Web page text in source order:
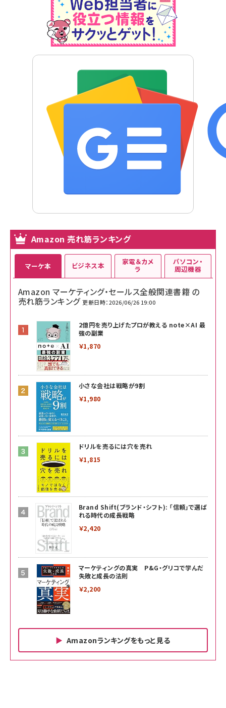
Amazon 売れ筋ランキング
マーケ本
Amazon マーケティング・セールス全般関連書籍 の
売れ筋ランキング 更新日時：2026/06/26 19:00
2億円を売り上げたプロが教える note×AI 最
強の副業
￥1,870
小さな会社は戦略が9割
￥1,980
ドリルを売るには穴を売れ
￥1,815
Brand Shift(ブランド・シフト): 「信頼」で選ば
れる時代の成長戦略
￥2,420
マーケティングの真実 P&G・グリコで学んだ
失敗と成長の法則
￥2,200
Amazonランキングをもっと見る
ビジネス本 家電＆カメ
ラ
パソコン・
周辺機器